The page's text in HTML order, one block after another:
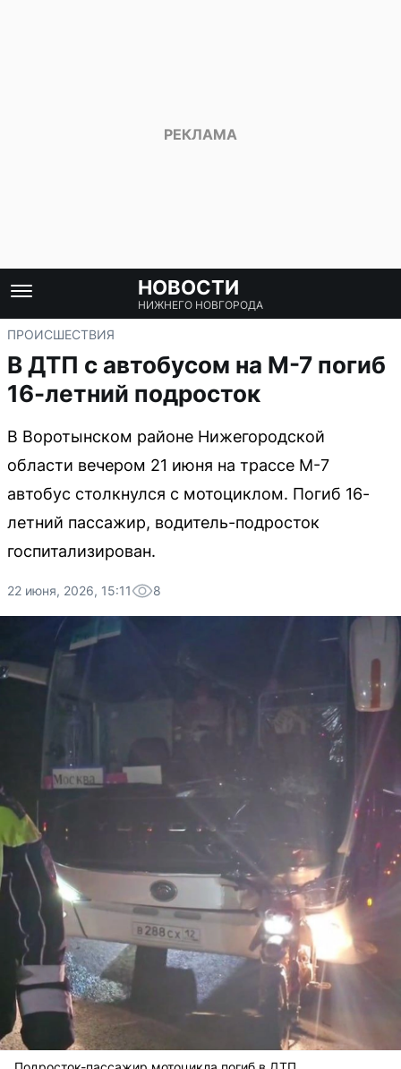
НОВОСТИ
НИЖНЕГО НОВГОРОДА
ПРОИСШЕСТВИЯ
В ДТП с автобусом на М-7 погиб
16-летний подросток
В Воротынском районе Нижегородской
области вечером 21 июня на трассе М-7
автобус столкнулся с мотоциклом. Погиб 16-
летний пассажир, водитель-подросток
госпитализирован.
22 июня, 2026, 15:11 8